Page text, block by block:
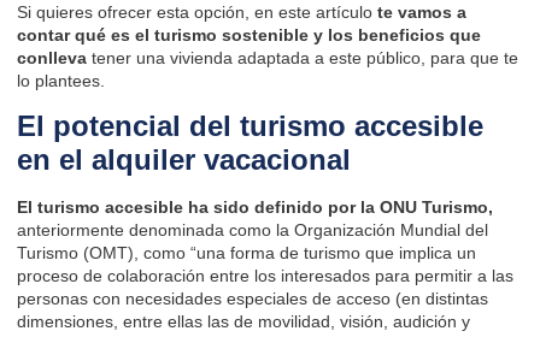
Si quieres ofrecer esta opción, en este artículo te vamos a
contar qué es el turismo sostenible y los beneficios que
conlleva tener una vivienda adaptada a este público, para que te
lo plantees.
El potencial del turismo accesible
en el alquiler vacacional
El turismo accesible ha sido definido por la ONU Turismo,
anteriormente denominada como la Organización Mundial del
Turismo (OMT), como “una forma de turismo que implica un
proceso de colaboración entre los interesados para permitir a las
personas con necesidades especiales de acceso (en distintas
dimensiones, entre ellas las de movilidad, visión, audición y